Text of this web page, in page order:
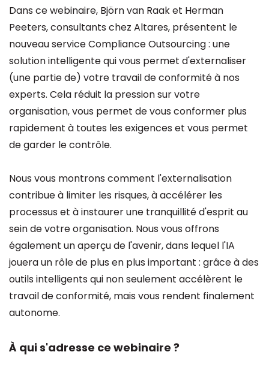
Dans ce webinaire, Björn van Raak et Herman
Peeters, consultants chez Altares, présentent le
nouveau service Compliance Outsourcing : une
solution intelligente qui vous permet d'externaliser
(une partie de) votre travail de conformité à nos
experts. Cela réduit la pression sur votre
organisation, vous permet de vous conformer plus
rapidement à toutes les exigences et vous permet
de garder le contrôle.
Nous vous montrons comment l'externalisation
contribue à limiter les risques, à accélérer les
processus et à instaurer une tranquillité d'esprit au
sein de votre organisation. Nous vous offrons
également un aperçu de l'avenir, dans lequel l'IA
jouera un rôle de plus en plus important : grâce à des
outils intelligents qui non seulement accélèrent le
travail de conformité, mais vous rendent finalement
autonome.
À qui s'adresse ce webinaire ?